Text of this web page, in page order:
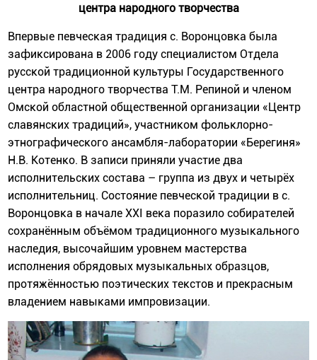
центра народного творчества
Впервые певческая традиция с. Воронцовка была
зафиксирована в 2006 году специалистом Отдела
русской традиционной культуры Государственного
центра народного творчества Т.М. Репиной и членом
Омской областной общественной организации «Центр
славянских традиций», участником фольклорно-
этнографического ансамбля-лаборатории «Берегиня»
Н.В. Котенко. В записи приняли участие два
исполнительских состава – группа из двух и четырёх
исполнительниц. Состояние певческой традиции в с.
Воронцовка в начале XXI века поразило собирателей
сохранённым объёмом традиционного музыкального
наследия, высочайшим уровнем мастерства
исполнения обрядовых музыкальных образцов,
протяжённостью поэтических текстов и прекрасным
владением навыками импровизации.